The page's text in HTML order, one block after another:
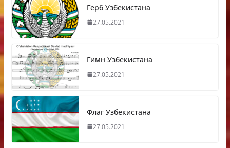
Герб Узбекистана
27.05.2021
Гимн Узбекистана
27.05.2021
Флаг Узбекистана
27.05.2021